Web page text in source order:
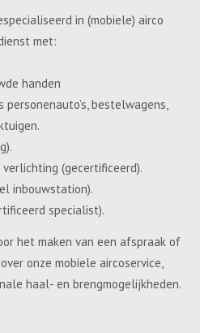
in (mobiele) airco
met:
handen
bestelwagens,
(gecertificeerd).
inbouwstation).
specialist).
het maken van een afspraak of
onze mobiele aircoservice,
haal- en brengmogelijkheden.